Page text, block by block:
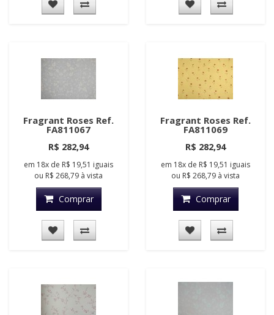
Fragrant Roses Ref.
FA811067
R$ 282,94
em 18x de R$ 19,51 iguais
ou R$ 268,79 à vista
Comprar
Fragrant Roses Ref.
FA811069
R$ 282,94
em 18x de R$ 19,51 iguais
ou R$ 268,79 à vista
Comprar